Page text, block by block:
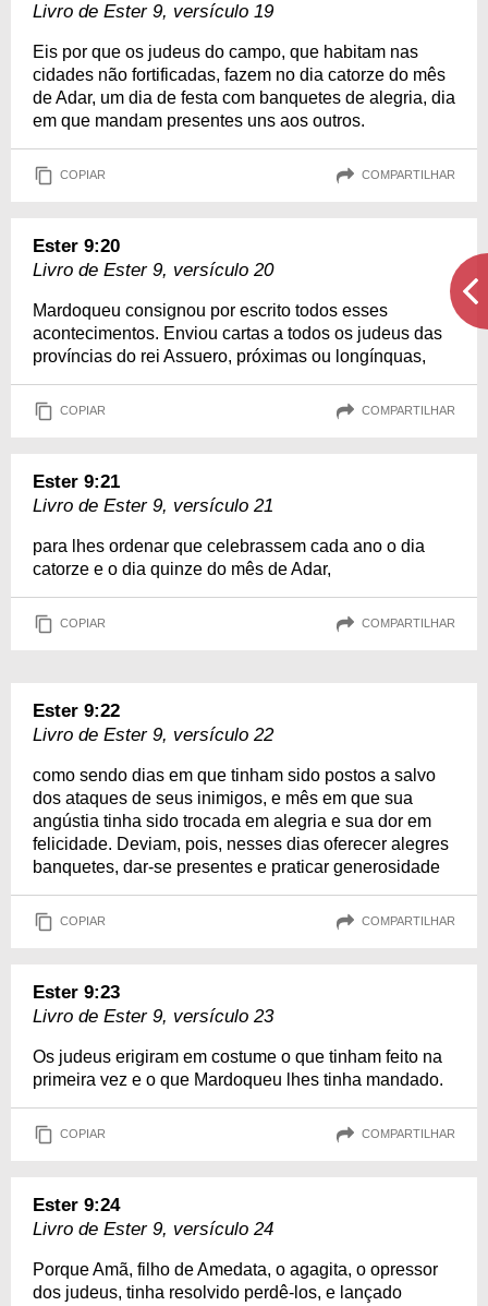
Livro de Ester 9, versículo 19
Eis por que os judeus do campo, que habitam nas
cidades não fortificadas, fazem no dia catorze do mês
de Adar, um dia de festa com banquetes de alegria, dia
em que mandam presentes uns aos outros.
COPIAR COMPARTILHAR
Ester 9:20
Livro de Ester 9, versículo 20
Mardoqueu consignou por escrito todos esses
acontecimentos. Enviou cartas a todos os judeus das
províncias do rei Assuero, próximas ou longínquas,
COPIAR COMPARTILHAR
Ester 9:21
Livro de Ester 9, versículo 21
para lhes ordenar que celebrassem cada ano o dia
catorze e o dia quinze do mês de Adar,
COPIAR COMPARTILHAR
Ester 9:22
Livro de Ester 9, versículo 22
como sendo dias em que tinham sido postos a salvo
dos ataques de seus inimigos, e mês em que sua
angústia tinha sido trocada em alegria e sua dor em
felicidade. Deviam, pois, nesses dias oferecer alegres
banquetes, dar-se presentes e praticar generosidade
COPIAR COMPARTILHAR
Ester 9:23
Livro de Ester 9, versículo 23
Os judeus erigiram em costume o que tinham feito na
primeira vez e o que Mardoqueu lhes tinha mandado.
COPIAR COMPARTILHAR
Ester 9:24
Livro de Ester 9, versículo 24
Porque Amã, filho de Amedata, o agagita, o opressor
dos judeus, tinha resolvido perdê-los, e lançado